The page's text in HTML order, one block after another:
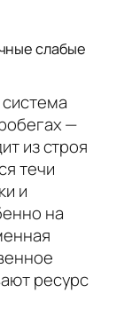
слабые
—
из строя
течи
и
на
ресурс